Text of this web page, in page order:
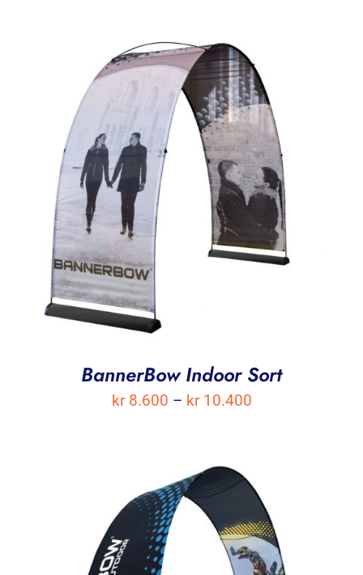
BannerBow Indoor Sort
kr8.600 – kr10.400Prisområde:
kr 10.400